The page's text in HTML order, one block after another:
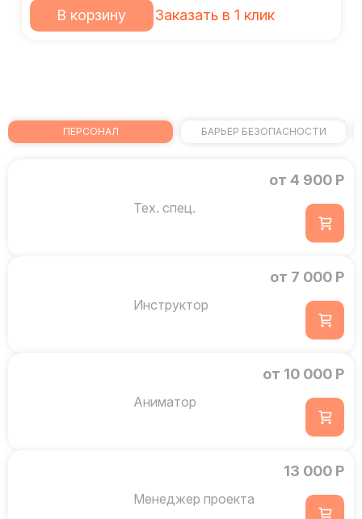
В корзину Заказать в 1 клик
ПЕРСОНАЛ БАРЬЕР БЕЗОПАСНОСТИ
Тех. спец.
от 4 900 Р
Инструктор
от 7 000 Р
Аниматор
от 10 000 Р
Менеджер проекта
13 000 Р